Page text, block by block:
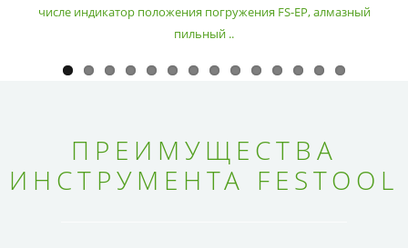
числе индикатор положения погружения FS-EP, алмазный
пильный ..
ПРЕИМУЩЕСТВА
ИНСТРУМЕНТА FESTOOL